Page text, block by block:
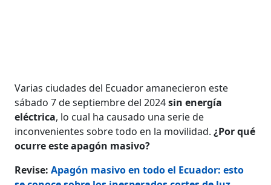
Varias ciudades del Ecuador amanecieron este
sábado 7 de septiembre del 2024sin energía
eléctrica, lo cual ha causado una serie de
inconvenientes sobre todo en la movilidad.¿Por qué
ocurre este apagón masivo?
Revise:Apagón masivo en todo el Ecuador: esto